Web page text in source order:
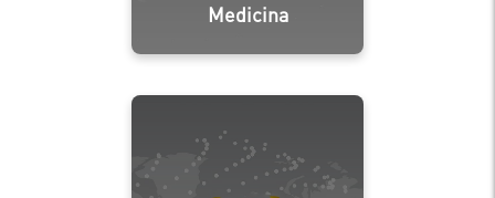
Medicina